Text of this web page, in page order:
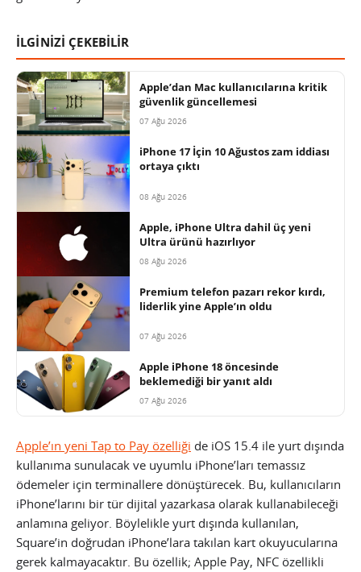
İLGİNİZİ ÇEKEBİLİR
Apple’dan Mac kullanıcılarına kritik
güvenlik güncellemesi
07 Ağu 2026
iPhone 17 İçin 10 Ağustos zam iddiası
ortaya çıktı
08 Ağu 2026
Apple, iPhone Ultra dahil üç yeni
Ultra ürünü hazırlıyor
08 Ağu 2026
Premium telefon pazarı rekor kırdı,
liderlik yine Apple’ın oldu
07 Ağu 2026
Apple iPhone 18 öncesinde
beklemediği bir yanıt aldı
07 Ağu 2026
Apple’ın yeni Tap to Pay özelliği de iOS 15.4 ile yurt dışında
kullanıma sunulacak ve uyumlu iPhone’ları temassız
ödemeler için terminallere dönüştürecek. Bu, kullanıcıların
iPhone’larını bir tür dijital yazarkasa olarak kullanabileceği
anlamına geliyor. Böylelikle yurt dışında kullanılan,
Square’in doğrudan iPhone’lara takılan kart okuyucularına
gerek kalmayacaktır. Bu özellik; Apple Pay, NFC özellikli